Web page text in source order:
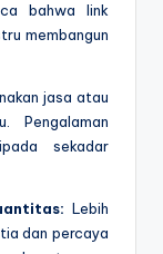
bahwa link
membangun
jasa atau
Pengalaman
sekadar
Lebih
dan percaya